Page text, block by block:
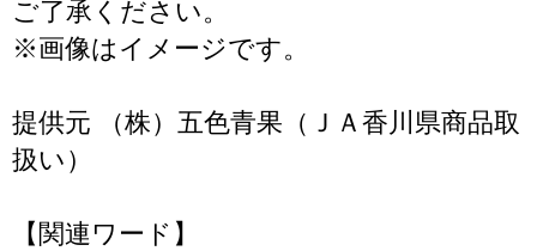
ご了承ください。
※画像はイメージです。
提供元 （株）五色青果（ＪＡ香川県商品取
扱い）
【関連ワード】